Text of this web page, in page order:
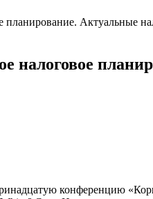
планирование. Актуальные
налоговое
конференцию